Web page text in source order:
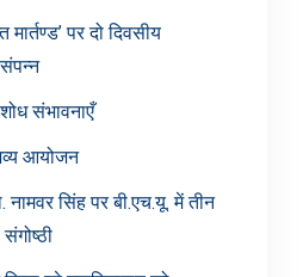
पर दो दिवसीय
संपन्न
शोध संभावनाएँ
आयोजन
सिंह पर बी.एच.यू. में तीन